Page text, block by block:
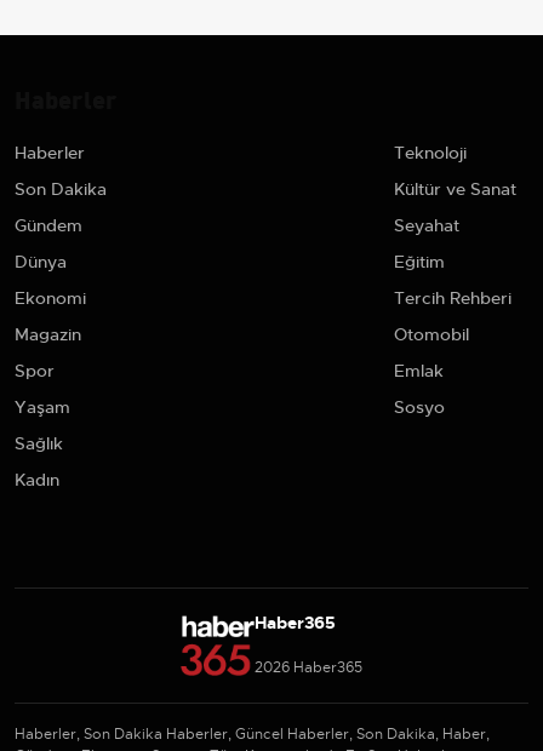
Haberler
Son Dakika
Gündem
Dünya
Ekonomi
Magazin
Spor
Yaşam
Sağlık
Kadın
Teknoloji
Kültür ve Sanat
Seyahat
Eğitim
Tercih Rehberi
Otomobil
Emlak
Sosyo
Haber365
2026 Haber365
Haberler, Son Dakika Haberler, Güncel Haberler, Son Dakika, Haber,